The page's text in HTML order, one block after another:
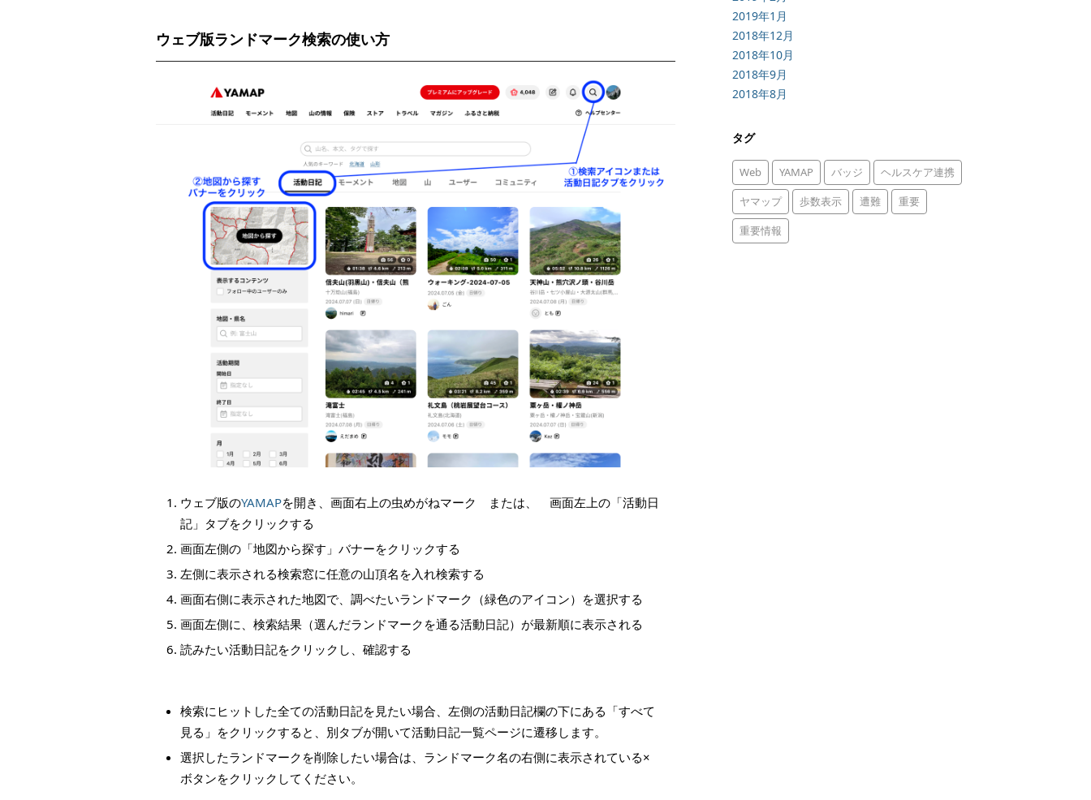
ウェブ版ランドマーク検索の使い方
ウェブ版のYAMAPを開き、画面右上の虫めがねマーク または、 画面左上の「活動日
記」タブをクリックする
画面左側の「地図から探す」バナーをクリックする
左側に表示される検索窓に任意の山頂名を入れ検索する
画面右側に表示された地図で、調べたいランドマーク（緑色のアイコン）を選択する
画面左側に、検索結果（選んだランドマークを通る活動日記）が最新順に表示される
読みたい活動日記をクリックし、確認する
検索にヒットした全ての活動日記を見たい場合、左側の活動日記欄の下にある「すべて
見る」をクリックすると、別タブが開いて活動日記一覧ページに遷移します。
選択したランドマークを削除したい場合は、ランドマーク名の右側に表示されている×
ボタンをクリックしてください。
2019年1月
2018年12月
2018年10月
2018年9月
2018年8月
タグ
Web YAMAP バッジ
ヘルスケア連携
ヤマップ
歩数表示 遭難
重要
重要情報